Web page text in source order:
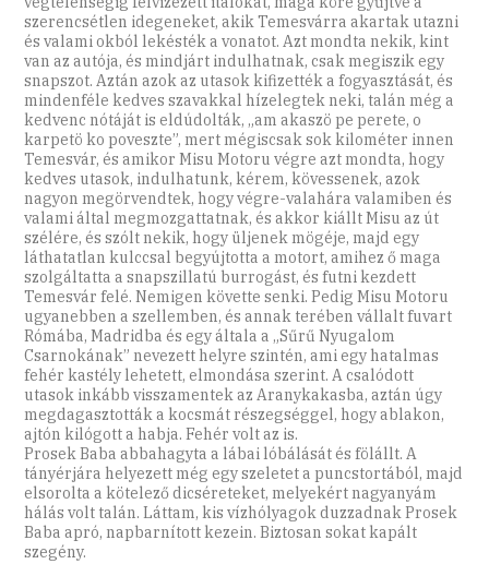
szerencsétlen idegeneket, akik Temesvárra akartak utazni
és valami okból lekésték a vonatot. Azt mondta nekik, kint
van az autója, és mindjárt indulhatnak, csak megiszik egy
snapszot. Aztán azok az utasok kifizették a fogyasztását, és
mindenféle kedves szavakkal hízelegtek neki, talán még a
kedvenc nótáját is eldúdolták, „am akaszö pe perete, o
karpetö ko poveszte”, mert mégiscsak sok kilométer innen
Temesvár, és amikor Misu Motoru végre azt mondta, hogy
kedves utasok, indulhatunk, kérem, kövessenek, azok
nagyon megörvendtek, hogy végre-valahára valamiben és
valami által megmozgattatnak, és akkor kiállt Misu az út
szélére, és szólt nekik, hogy üljenek mögéje, majd egy
láthatatlan kulccsal begyújtotta a motort, amihez ő maga
szolgáltatta a snapszillatú burrogást, és futni kezdett
Temesvár felé. Nemigen követte senki. Pedig Misu Motoru
ugyanebben a szellemben, és annak terében vállalt fuvart
Rómába, Madridba és egy általa a „Sűrű Nyugalom
Csarnokának” nevezett helyre szintén, ami egy hatalmas
fehér kastély lehetett, elmondása szerint. A csalódott
utasok inkább visszamentek az Aranykakasba, aztán úgy
megdagasztották a kocsmát részegséggel, hogy ablakon,
ajtón kilógott a habja. Fehér volt az is.
Prosek Baba abbahagyta a lábai lóbálását és fölállt. A
tányérjára helyezett még egy szeletet a puncstortából, majd
elsorolta a kötelező dicséreteket, melyekért nagyanyám
hálás volt talán. Láttam, kis vízhólyagok duzzadnak Prosek
Baba apró, napbarnított kezein. Biztosan sokat kapált
szegény.